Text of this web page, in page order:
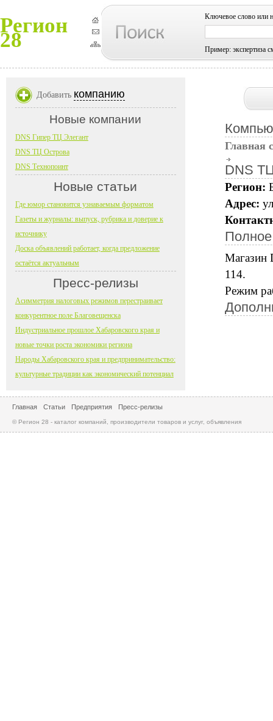
Регион
28
Ключевое слово или
Пример: экспертиза
Главная
DNS
Регион:
Адрес:
Магазин
114.
Режим
Добавить компанию
Новые компании
DNS Гипер ТЦ Элегант
DNS ТЦ Острова
DNS Технопоинт
Новые статьи
Где юмор становится узнаваемым форматом
Газеты и журналы: выпуск, рубрика и доверие к
источнику
Доска объявлений работает, когда предложение
остаётся актуальным
Пресс-релизы
Асимметрия налоговых режимов перестраивает
конкурентное поле Благовещенска
Индустриальное прошлое Хабаровского края и
новые точки роста экономики региона
Народы Хабаровского края и предпринимательство:
культурные традиции как экономический потенциал
Главная Статьи Предприятия Пресс-релизы
© Регион 28 - каталог компаний, производители товаров и услуг, объявления